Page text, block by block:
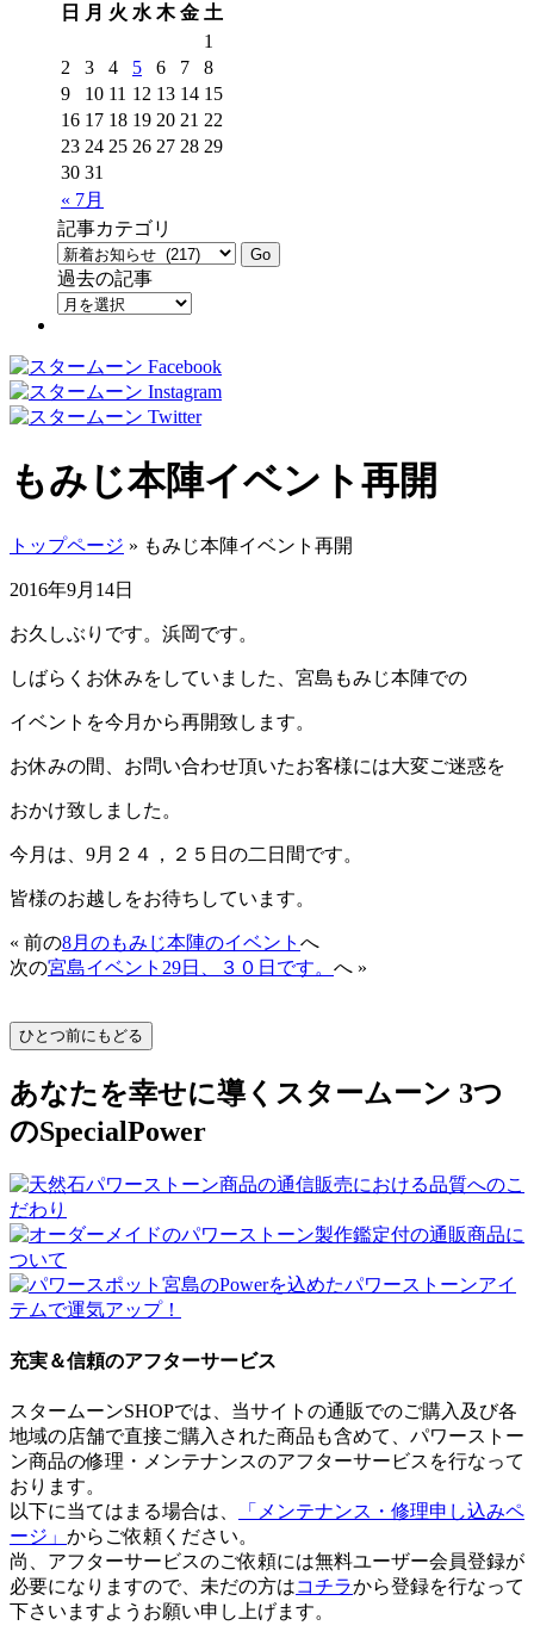
日
月 火 水 木 金 土
« 7月
1
2
3 4 5 6 7
8
9
10 11 12 13 14 15
16 17 18 19 20 21 22
23 24 25 26 27 28 29
30 31
記事カテゴリ
過去の記事
もみじ本陣イベント再開
トップページ » もみじ本陣イベント再開
2016年9月14日
お久しぶりです。浜岡です。
しばらくお休みをしていました、宮島もみじ本陣での
イベントを今月から再開致します。
お休みの間、お問い合わせ頂いたお客様には大変ご迷惑を
おかけ致しました。
今月は、9月２４，２５日の二日間です。
皆様のお越しをお待ちしています。
« 前の8月のもみじ本陣のイベント へ
次の宮島イベント29日、３０日です。 へ »
あなたを幸せに導くスタームーン 3つ
のSpecialPower
充実＆信頼のアフターサービス
スタームーンSHOPでは、当サイトの通販でのご購入及び各
地域の店舗で直接ご購入された商品も含めて、パワーストー
ン商品の修理・メンテナンスのアフターサービスを行なって
おります。
以下に当てはまる場合は、
「メンテナンス・修理申し込みペ
ージ」 からご依頼ください。
尚、アフターサービスのご依頼には無料ユーザー会員登録が
必要になりますので、未だの方はコチラから登録を行なって
下さいますようお願い申し上げます。